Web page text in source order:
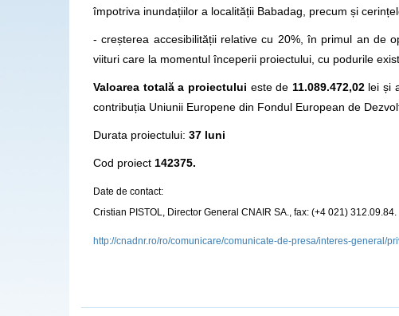
împotriva inundațiilor a localității Babadag, precum și
- creșterea accesibilității relative cu 20%, în primul an de
viituri care la momentul începerii proiectului, cu podurile
Valoarea totală a proiectului este de 11.089.472,02lei și
contribuția Uniunii Europene din Fondul European de
Durata proiectului: 37 luni
Cod proiect 142375.
Date de contact:
Cristian PISTOL, Director General CNAIR SA., fax: (+4 021) 312.09.84.
http://cnadnr.ro/ro/comunicare/comunicate-de-presa/interes-general/